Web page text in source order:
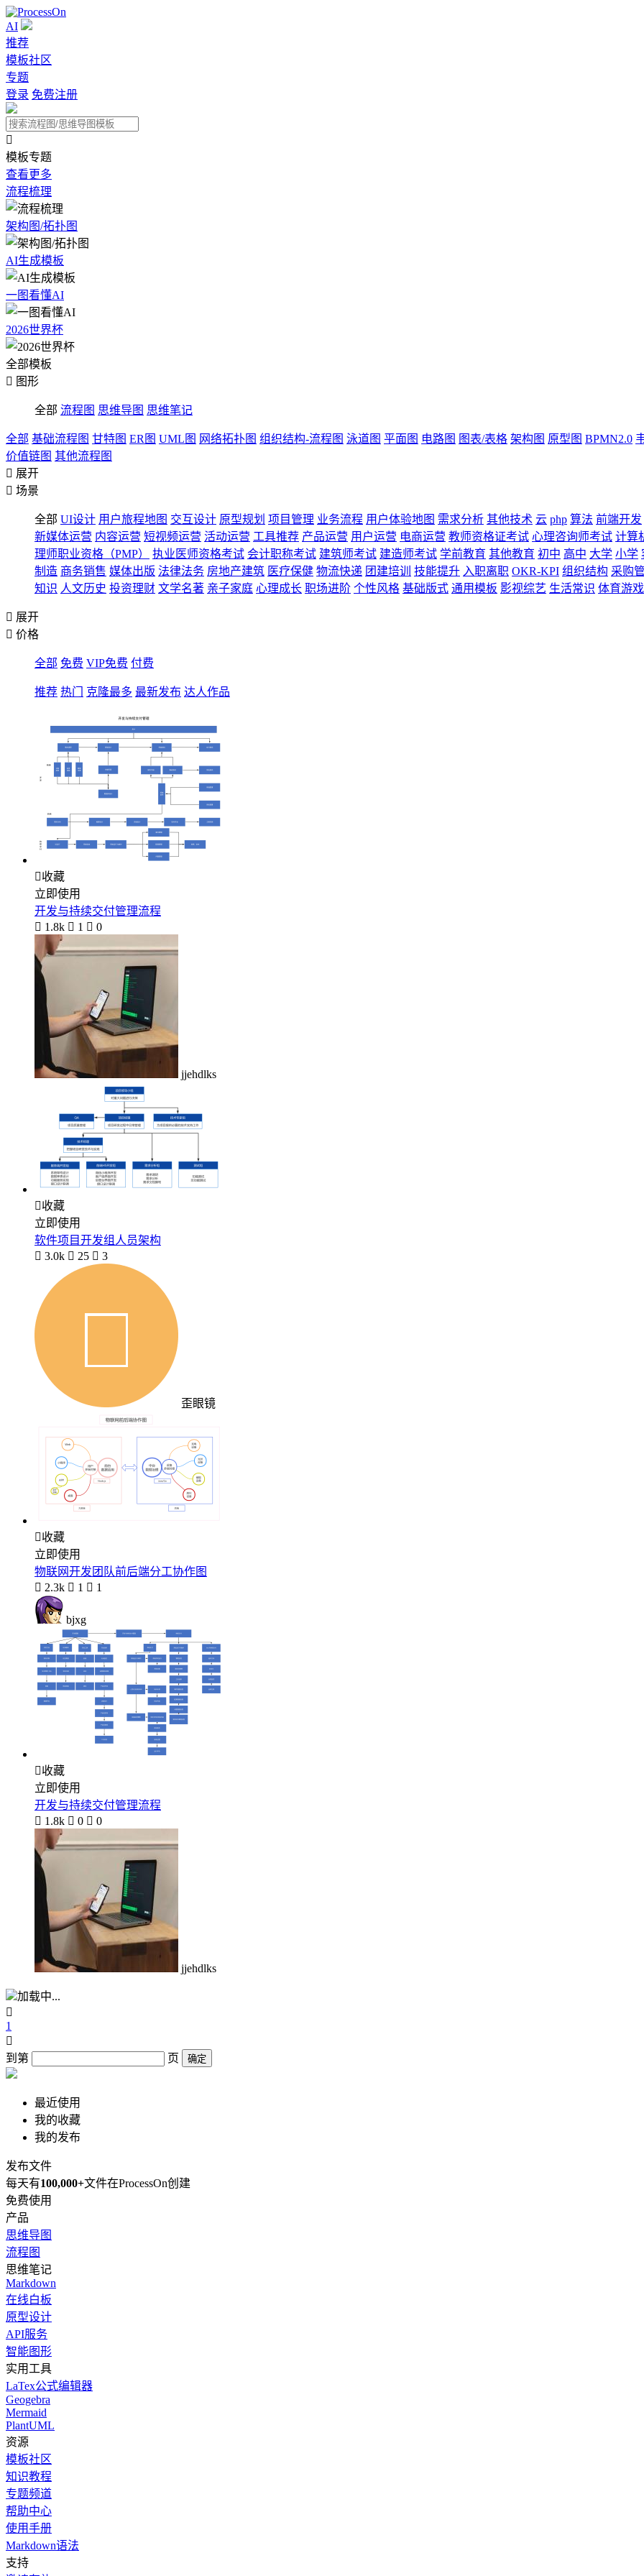
AI
推荐
模板社区
专题
登录 免费注册

模板专题
查看更多
流程梳理
架构图/拓扑图
AI生成模板
一图看懂AI
2026世界杯
全部模板
 图形
全部 流程图 思维导图 思维笔记
全部 基础流程图 甘特图 ER图 UML图 网络拓扑图 组织结构-流程图 泳道图 平面图 电路图 图表/表格 架构图 原型图 BPMN2.0
价值链图 其他流程图
 展开
 场景
全部 UI设计 用户旅程地图 交互设计 原型规划 项目管理 业务流程 用户体验地图 需求分析 其他技术 云 php 算法 前端开发
新媒体运营 内容运营 短视频运营 活动运营 工具推荐 产品运营 用户运营 电商运营 教师资格证考试 心理咨询师考试 计算
理师职业资格（PMP）
执业医师资格考试 会计职称考试 建筑师考试 建造师考试 学前教育 其他教育 初中 高中 大学 小学
制造 商务销售 媒体出版 法律法务 房地产建筑 医疗保健 物流快递 团建培训 技能提升 入职离职 OKR-KPI 组织结构 采购
知识 人文历史 投资理财 文学名著 亲子家庭 心理成长 职场进阶 个性风格 基础版式 通用模板 影视综艺 生活常识 体育游戏
 展开
 价格
全部 免费 VIP免费 付费
推荐 热门 克隆最多 最新发布 达人作品
收藏
立即使用
开发与持续交付管理流程
 1.8k  1  0
jjehdlks
收藏
立即使用
软件项目开发组人员架构
 3.0k  25  3
歪眼镜
收藏
立即使用
物联网开发团队前后端分工协作图
 2.3k  1  1
bjxg
收藏
立即使用
开发与持续交付管理流程
 1.8k  0  0
jjehdlks
加载中...

1

到第
页 确定
最近使用
我的收藏
我的发布
发布文件
每天有100,000+文件在ProcessOn创建
免费使用
产品
思维导图
流程图
思维笔记
Markdown
在线白板
原型设计
API服务
智能图形
实用工具
LaTex公式编辑器
Geogebra
Mermaid
PlantUML
资源
模板社区
知识教程
专题频道
帮助中心
使用手册
Markdown语法
支持